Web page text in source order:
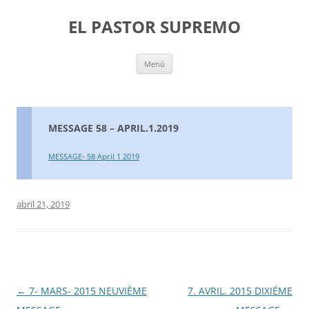
EL PASTOR SUPREMO
Menú
MESSAGE 58 – APRIL.1.2019
MESSAGE- 58 April 1 2019
abril 21, 2019
Navegación
← 7- MARS- 2015 NEUVIÈME
7. AVRIL. 2015 DIXIÉME